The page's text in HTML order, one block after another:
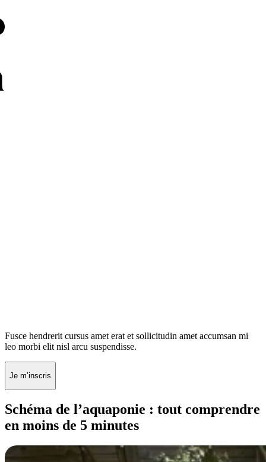
Fusce hendrerit cursus amet erat et sollicitudin amet accumsan mi
leo morbi elit nisl arcu suspendisse.
Je m’inscris
Schéma de l’aquaponie : tout comprendre
en moins de 5 minutes